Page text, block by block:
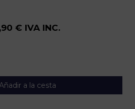
€ IVA INC.
a la cesta